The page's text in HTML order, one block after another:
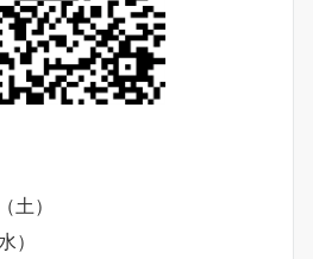
土）
）